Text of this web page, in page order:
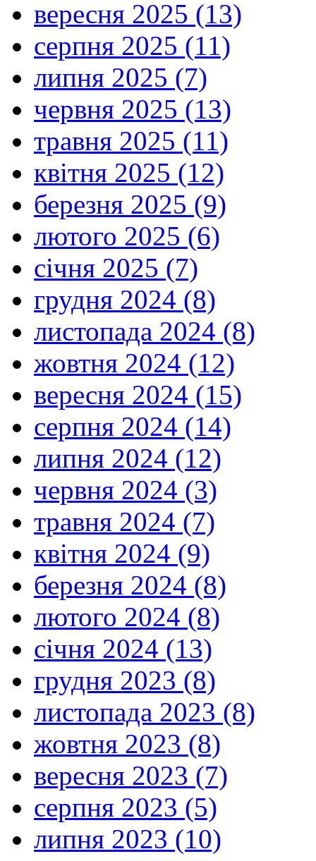
вересня 2025 (13)
серпня 2025 (11)
липня 2025 (7)
червня 2025 (13)
травня 2025 (11)
квітня 2025 (12)
березня 2025 (9)
лютого 2025 (6)
січня 2025 (7)
грудня 2024 (8)
листопада 2024 (8)
жовтня 2024 (12)
вересня 2024 (15)
серпня 2024 (14)
липня 2024 (12)
червня 2024 (3)
травня 2024 (7)
квітня 2024 (9)
березня 2024 (8)
лютого 2024 (8)
січня 2024 (13)
грудня 2023 (8)
листопада 2023 (8)
жовтня 2023 (8)
вересня 2023 (7)
серпня 2023 (5)
липня 2023 (10)